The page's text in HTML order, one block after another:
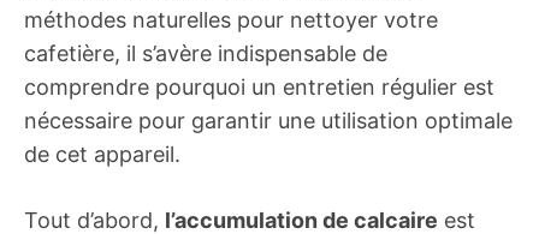
méthodes naturelles pour nettoyer votre
cafetière, il s’avère indispensable de
comprendre pourquoi un entretien régulier est
nécessaire pour garantir une utilisation optimale
de cet appareil.
Tout d’abord, l’accumulation de calcaire est